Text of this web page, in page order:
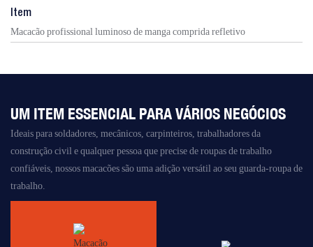
Item
Macacão profissional luminoso de manga comprida refletivo
UM ITEM ESSENCIAL PARA VÁRIOS NEGÓCIOS
Ideais para soldadores, mecânicos, carpinteiros, trabalhadores da
construção civil e qualquer pessoa que precise de roupas de trabalho
confiáveis, nossos macacões são uma adição versátil ao seu guarda-roupa de
trabalho.